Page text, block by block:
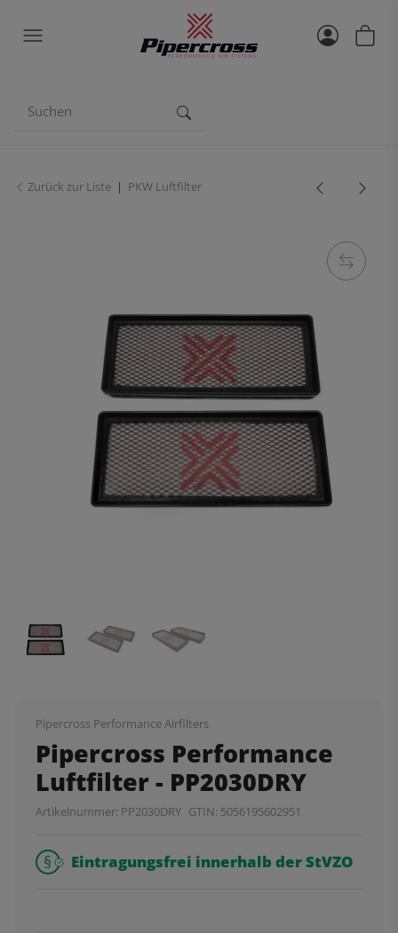
Zurück zur Liste PKW Luftfilter
Pipercross Performance Airfilters
Pipercross Performance
Luftfilter - PP2030DRY
Artikelnummer: PP2030DRY GTIN: 5056195602951
Eintragungsfrei innerhalb der StVZO